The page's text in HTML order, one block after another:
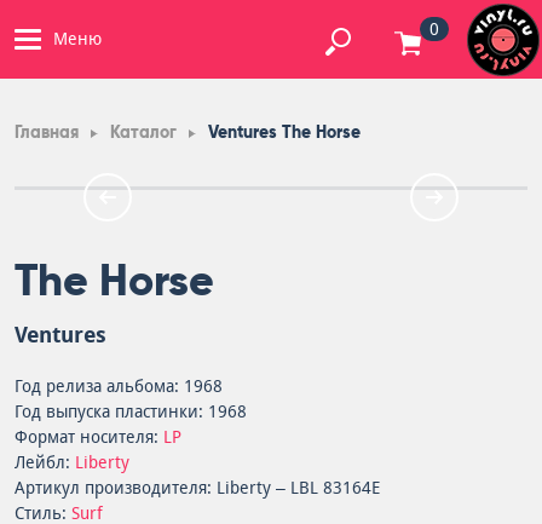
Меню 0
Главная Каталог Ventures The Horse
The Horse
Ventures
Год релиза альбома: 1968
Год выпуска пластинки: 1968
Формат носителя: LP
Лейбл: Liberty
Артикул производителя: Liberty – LBL 83164E
Стиль: Surf